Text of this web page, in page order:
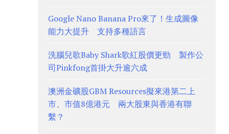
Google Nano Banana Pro來了！生成圖像
能力大提升 支持多種語言
洗腦兒歌Baby Shark歌紅股價更勁 製作公
司Pinkfong首掛大升逾六成
澳洲金礦股GBM Resources擬來港第二上
市、市值8億港元 兩大股東與香港有聯
繫？